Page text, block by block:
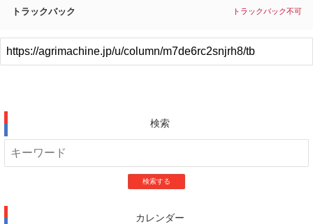
トラックバック トラックバック不可
検索
検索する
カレンダー